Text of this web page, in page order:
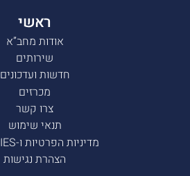
ראשי
אודות מחב”א
שירותים
חדשות ועדכונים
מכרזים
צרו קשר
תנאי שימוש
מדיניות הפרטיות ו-COOKIES
הצהרת נגישות